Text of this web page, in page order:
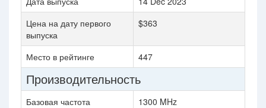
Цена на дату первого
выпуска
$363
Место в рейтинге 447
Производительность
Базовая частота
1300 MHz